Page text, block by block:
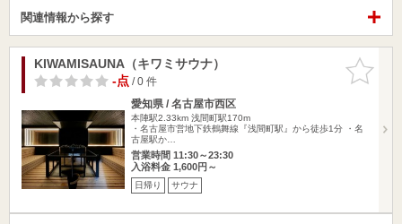
関連情報から探す
お気に入
りに追加
KIWAMISAUNA（キワミサウナ）
-点/ 0 件
愛知県 / 名古屋市西区
本陣駅2.33km 浅間町駅170m
・名古屋市営地下鉄鶴舞線『浅間町駅』から徒歩1分 ・名
古屋駅か…
営業時間 11:30～23:30
入浴料金 1,600円～
日帰り サウナ